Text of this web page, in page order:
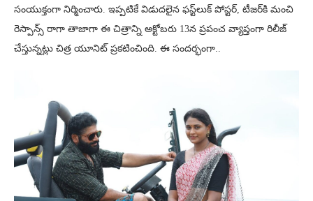
సంయుక్తంగా నిర్మించారు. ఇప్ప‌టికే విడుద‌లైన ఫ‌స్ట్‌లుక్ పోస్ట‌ర్‌, టీజ‌ర్‌కి మంచి
రెస్పాన్స్ రాగా తాజాగా ఈ చిత్రాన్ని అక్టోబ‌రు 13న ప్ర‌పంచ వ్యాప్తంగా రిలీజ్
చేస్తున్న‌ట్లు చిత్ర యూనిట్ ప్ర‌క‌టించింది. ఈ సంద‌ర్భంగా..